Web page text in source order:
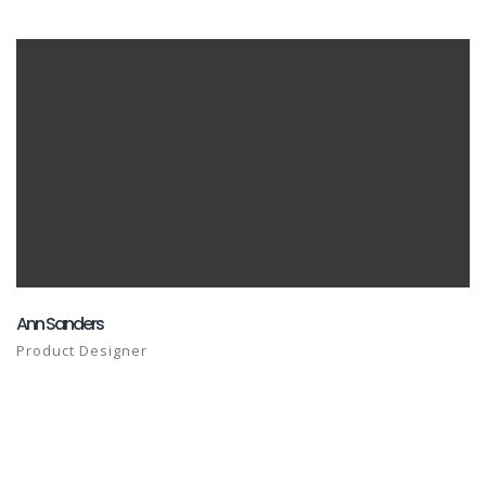
Ann Sanders
Product Designer